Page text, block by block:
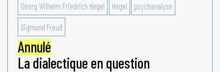
Georg Wilhelm Friedrich Hegel Hegel psychanalyse
Sigmund Freud
Annulé
La dialectique en question